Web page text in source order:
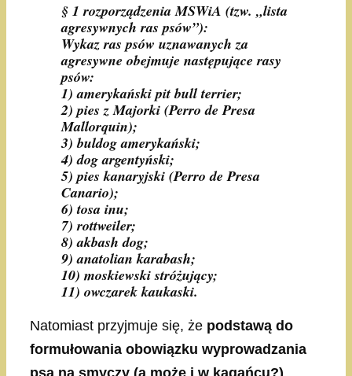
§ 1 rozporządzenia MSWiA (tzw. „lista
agresywnych ras psów”):
Wykaz ras psów uznawanych za
agresywne obejmuje następujące rasy
psów:
1) amerykański pit bull terrier;
2) pies z Majorki (Perro de Presa
Mallorquin);
3) buldog amerykański;
4) dog argentyński;
5) pies kanaryjski (Perro de Presa
Canario);
6) tosa inu;
7) rottweiler;
8) akbash dog;
9) anatolian karabash;
10) moskiewski stróżujący;
11) owczarek kaukaski.
Natomiast przyjmuje się, że podstawą do
formułowania obowiązku wyprowadzania